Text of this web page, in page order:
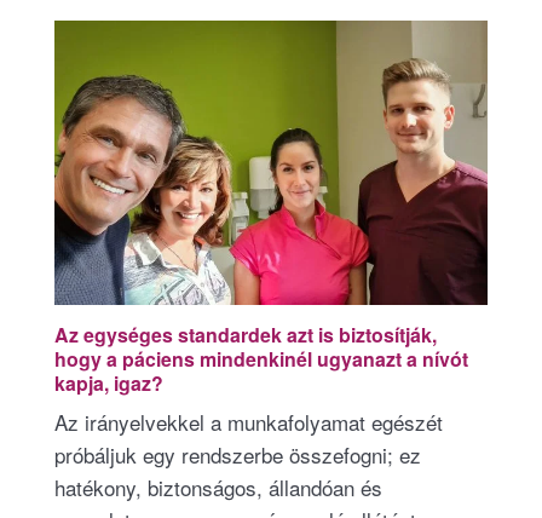
Az egységes standardek azt is biztosítják,
hogy a páciens mindenkinél ugyanazt a nívót
kapja, igaz?
Az irányelvekkel a munkafolyamat egészét
próbáljuk egy rendszerbe összefogni; ez
hatékony, biztonságos, állandóan és